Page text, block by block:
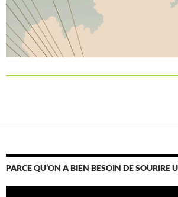
PARCE QU’ON A BIEN BESOIN DE SOURIRE